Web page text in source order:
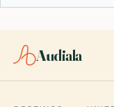
Audiala